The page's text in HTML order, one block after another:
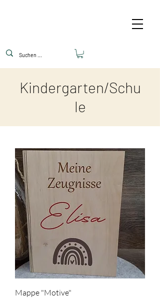
Kindergarten/Schu
le
Mappe "Motive"